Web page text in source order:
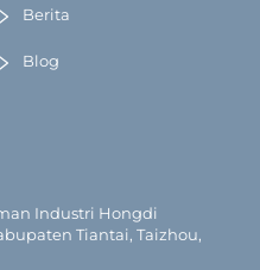
Berita
Blog
Industri Hongdi
Tiantai, Taizhou,